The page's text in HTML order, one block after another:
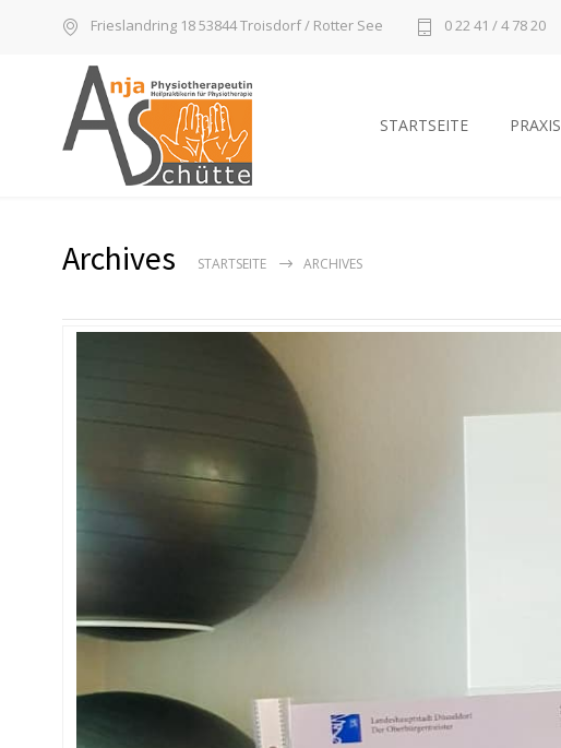
Frieslandring 18 53844 Troisdorf / Rotter See 0 22 41 / 4 78 20
STARTSEITE PRAXIS
Archives STARTSEITE ARCHIVES